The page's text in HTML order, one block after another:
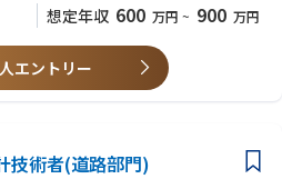
ごとにチームを組んで対応します。当面
始めてもらうことになります。勤務は主
計の中の専門部門でご活躍頂ける環境が
想定年収 600 万円 ~ 900 万円
エントリー
技術者(道路部門)